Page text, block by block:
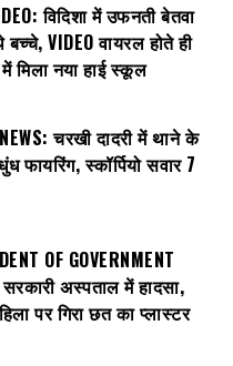
विदिशा में उफनती बेतवा
VIDEO वायरल होते ही
मिला नया हाई स्कूल
चरखी दादरी में थाने के
फायरिंग, स्कॉर्पियो सवार 7
OF GOVERNMENT
अस्पताल में हादसा,
पर गिरा छत का प्लास्टर